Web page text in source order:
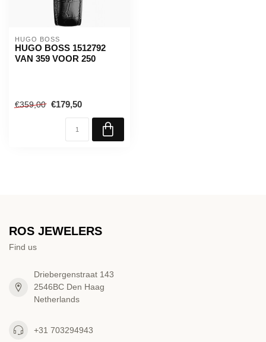
HUGO BOSS
HUGO BOSS 1512792
VAN 359 VOOR 250
€359,00 €179,50
ROS JEWELERS
Find us
Driebergenstraat 143
2546BC Den Haag
Netherlands
+31 703294943